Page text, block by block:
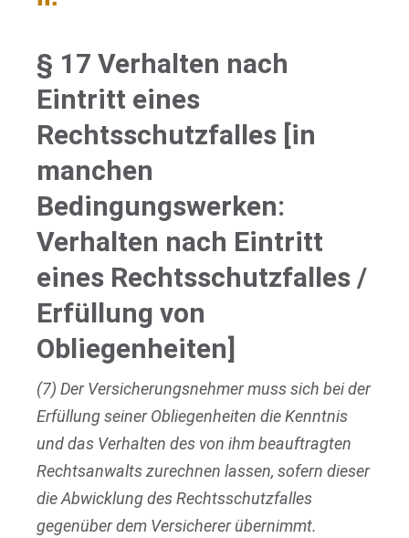
§ 17 Verhalten nach
Eintritt eines
Rechtsschutzfalles [in
manchen
Bedingungswerken:
Verhalten nach Eintritt
eines Rechtsschutzfalles /
Erfüllung von
Obliegenheiten]
(7) Der Versicherungsnehmer muss sich bei der
Erfüllung seiner Obliegenheiten die Kenntnis
und das Verhalten des von ihm beauftragten
Rechtsanwalts zurechnen lassen, sofern dieser
die Abwicklung des Rechtsschutzfalles
gegenüber dem Versicherer übernimmt.